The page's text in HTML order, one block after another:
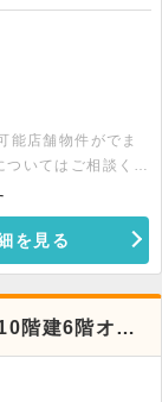
能店舗物件がでま
ついてはご相談くだ
を見る
階建6階オフ